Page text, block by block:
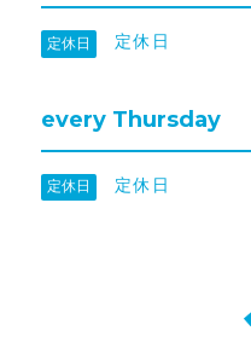
定休日 定休日
every Thursday
定休日 定休日